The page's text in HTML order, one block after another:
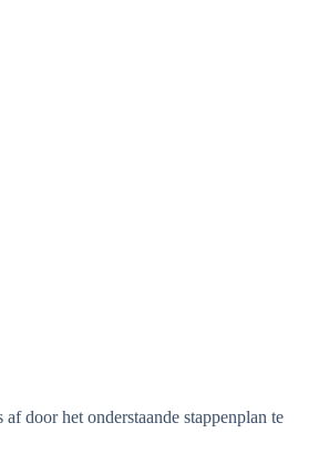
door het onderstaande stappenplan te